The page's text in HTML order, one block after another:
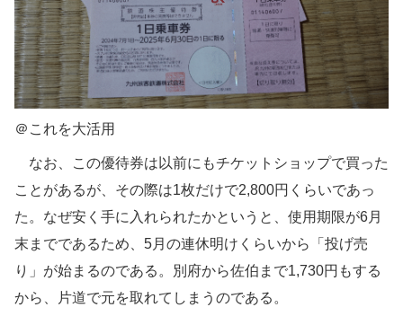
＠これを大活用
なお、この優待券は以前にもチケットショップで買った
ことがあるが、その際は1枚だけで2,800円くらいであっ
た。なぜ安く手に入れられたかというと、使用期限が6月
末までであるため、5月の連休明けくらいから「投げ売
り」が始まるのである。別府から佐伯まで1,730円もする
から、片道で元を取れてしまうのである。